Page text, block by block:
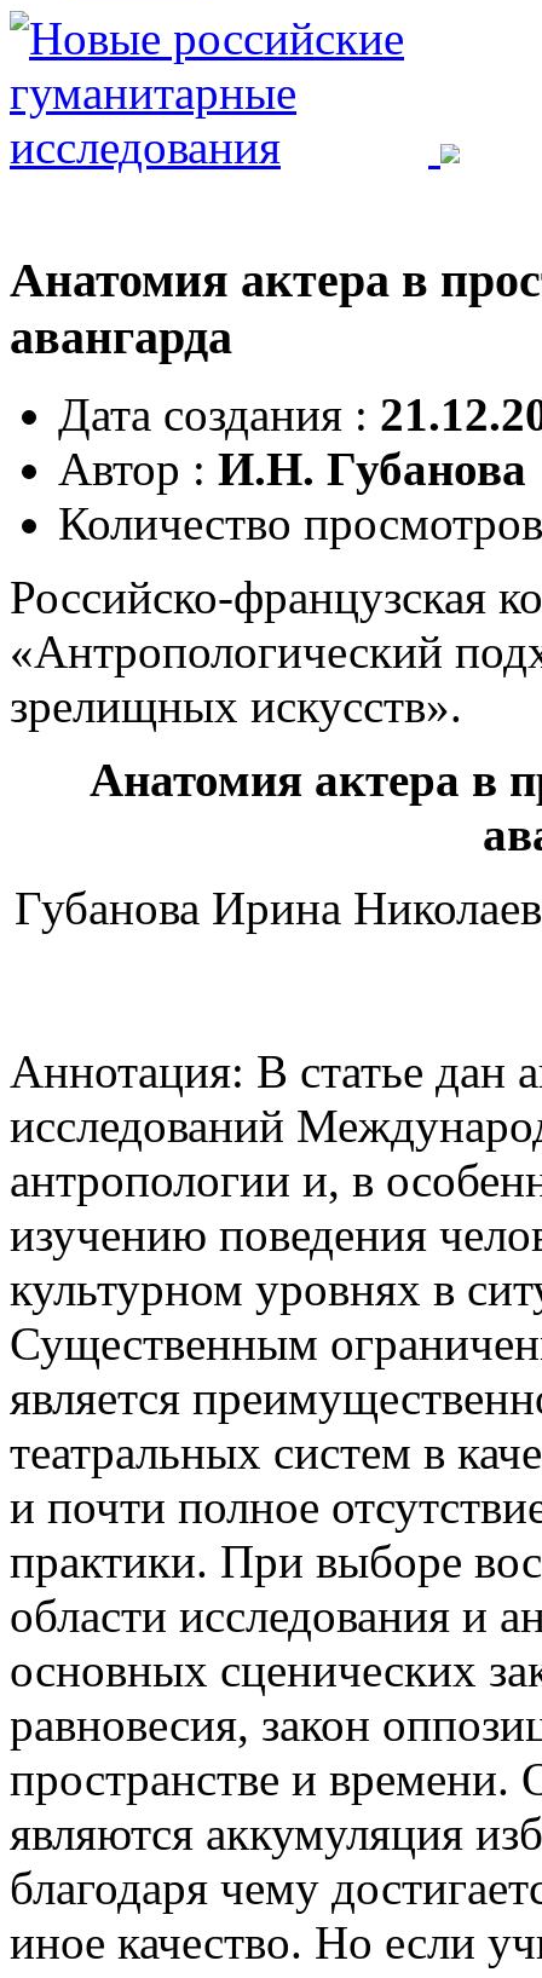
Анатомия актера в
авангарда
Дата создания :
Автор : И.Н. Губанова
Количество
Российско-французская
«Антропологический
зрелищных искусств».
Анатомия актера в
Губанова Ирина
Аннотация: В статье дан
исследований
антропологии и, в
изучению поведения
культурном уровнях в
Существенным
является
театральных систем в
и почти полное
практики. При выборе
области исследования и
основных сценических
равновесия, закон
пространстве и
являются аккумуляция
благодаря чему
иное качество. Но если